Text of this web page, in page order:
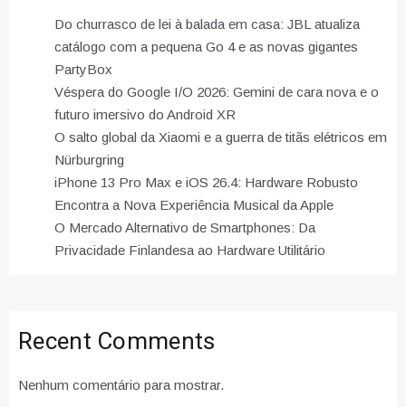
Do churrasco de lei à balada em casa: JBL atualiza
catálogo com a pequena Go 4 e as novas gigantes
PartyBox
Véspera do Google I/O 2026: Gemini de cara nova e o
futuro imersivo do Android XR
O salto global da Xiaomi e a guerra de titãs elétricos em
Nürburgring
iPhone 13 Pro Max e iOS 26.4: Hardware Robusto
Encontra a Nova Experiência Musical da Apple
O Mercado Alternativo de Smartphones: Da
Privacidade Finlandesa ao Hardware Utilitário
Recent Comments
Nenhum comentário para mostrar.